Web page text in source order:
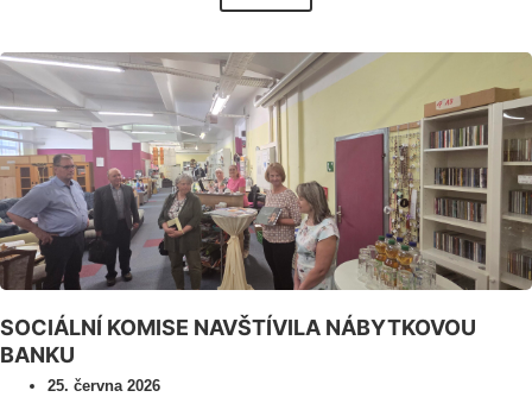
SOCIÁLNÍ KOMISE NAVŠTÍVILA NÁBYTKOVOU
BANKU
25. června 2026